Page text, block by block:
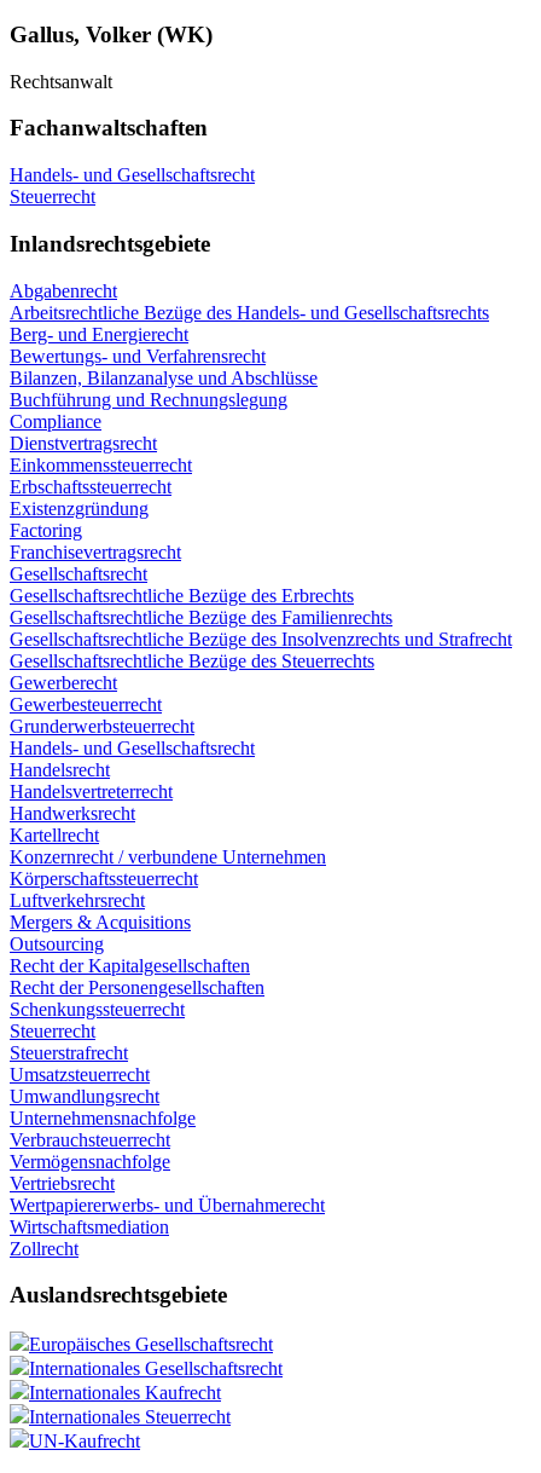
Gallus, Volker (WK)
Rechtsanwalt
Fachanwaltschaften
Handels- und Gesellschaftsrecht
Steuerrecht
Inlandsrechtsgebiete
Abgabenrecht
Arbeitsrechtliche Bezüge des Handels- und Gesellschaftsrechts
Berg- und Energierecht
Bewertungs- und Verfahrensrecht
Bilanzen, Bilanzanalyse und Abschlüsse
Buchführung und Rechnungslegung
Compliance
Dienstvertragsrecht
Einkommenssteuerrecht
Erbschaftssteuerrecht
Existenzgründung
Factoring
Franchisevertragsrecht
Gesellschaftsrecht
Gesellschaftsrechtliche Bezüge des Erbrechts
Gesellschaftsrechtliche Bezüge des Familienrechts
Gesellschaftsrechtliche Bezüge des Insolvenzrechts und Strafrecht
Gesellschaftsrechtliche Bezüge des Steuerrechts
Gewerberecht
Gewerbesteuerrecht
Grunderwerbsteuerrecht
Handels- und Gesellschaftsrecht
Handelsrecht
Handelsvertreterrecht
Handwerksrecht
Kartellrecht
Konzernrecht / verbundene Unternehmen
Körperschaftssteuerrecht
Luftverkehrsrecht
Mergers & Acquisitions
Outsourcing
Recht der Kapitalgesellschaften
Recht der Personengesellschaften
Schenkungssteuerrecht
Steuerrecht
Steuerstrafrecht
Umsatzsteuerrecht
Umwandlungsrecht
Unternehmensnachfolge
Verbrauchsteuerrecht
Vermögensnachfolge
Vertriebsrecht
Wertpapiererwerbs- und Übernahmerecht
Wirtschaftsmediation
Zollrecht
Auslandsrechtsgebiete
Europäisches Gesellschaftsrecht
Internationales Gesellschaftsrecht
Internationales Kaufrecht
Internationales Steuerrecht
UN-Kaufrecht